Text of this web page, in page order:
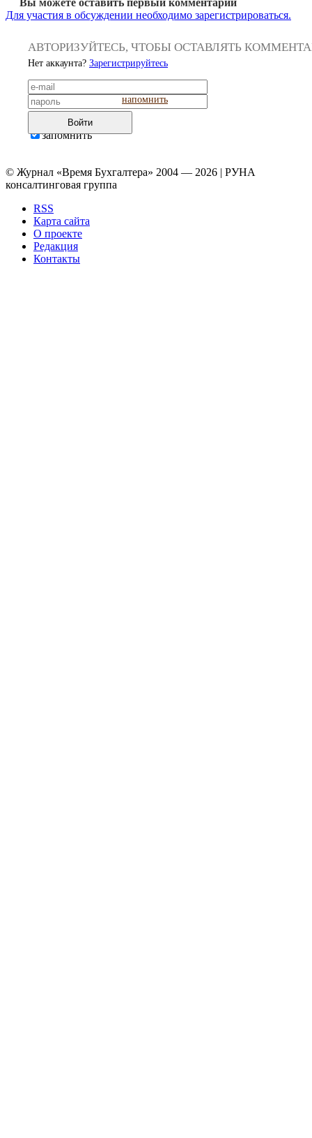
Вы можете оставить первый комментарий
Для участия в обсуждении необходимо зарегистрироваться.
АВТОРИЗУЙТЕСЬ, ЧТОБЫ ОСТАВЛЯТЬ
Нет аккаунта? Зарегистрируйтесь
напомнить
Войти
запомнить
© Журнал «Время Бухгалтера» 2004 — 2026 | РУНА
консалтинговая группа
RSS
Карта сайта
О проекте
Редакция
Контакты